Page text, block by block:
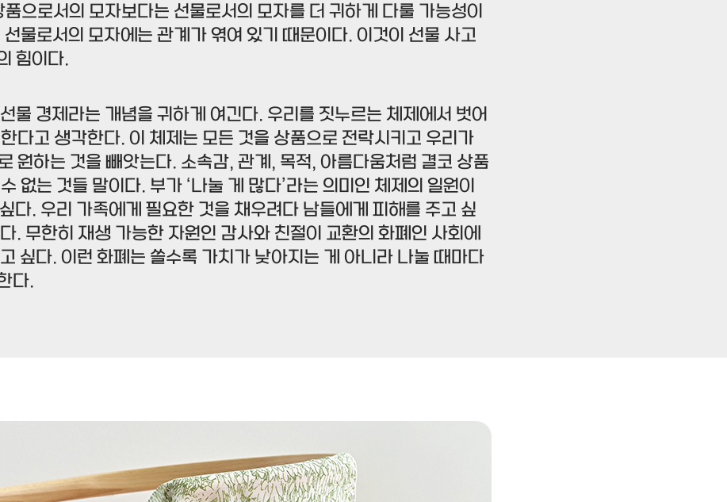
품으로서의 모자보다는 선물로서의 모자를 더 귀하게 다룰 가능성이
선물로서의 모자에는 관계가 엮여 있기 때문이다. 이것이 선물 사고
힘이다.
물 경제라는 개념을 귀하게 여긴다. 우리를 짓누르는 체제에서 벗어
다고 생각한다. 이 체제는 모든 것을 상품으로 전락시키고 우리가
원하는 것을 빼앗는다. 소속감, 관계, 목적, 아름다움처럼 결코 상품
없는 것들 말이다. 부가 ‘나눌 게 많다’라는 의미인 체제의 일원이
다. 우리 가족에게 필요한 것을 채우려다 남들에게 피해를 주고 싶
. 무한히 재생 가능한 자원인 감사와 친절이 교환의 화폐인 사회에
싶다. 이런 화폐는 쓸수록 가치가 낮아지는 게 아니라 나눌 때마다
다.